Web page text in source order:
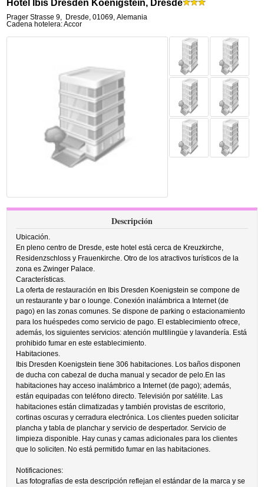
Hotel Ibis Dresden Koenigstein, Dresde
Prager Strasse 9, Dresde,01069, Alemania
Cadena hotelera: Accor
Descripción
Ubicación.
En pleno centro de Dresde, este hotel está cerca de Kreuzkirche,
Residenzschloss y Frauenkirche. Otro de los atractivos turísticos de la
zona es Zwinger Palace.
Características.
La oferta de restauración en Ibis Dresden Koenigstein se compone de
un restaurante y bar o lounge. Conexión inalámbrica a Internet (de
pago) en las zonas comunes. Se dispone de parking o estacionamiento
para los huéspedes como servicio de pago. El establecimiento ofrece,
además, los siguientes servicios: atención multilingüe y lavandería. Está
prohibido fumar en este establecimiento.
Habitaciones.
Ibis Dresden Koenigstein tiene 306 habitaciones. Los baños disponen
de ducha con cabezal de ducha manual y secador de pelo.En las
habitaciones hay acceso inalámbrico a Internet (de pago); además,
están equipadas con teléfono directo. Televisión por satélite. Las
habitaciones están climatizadas y también provistas de escritorio,
cortinas oscuras y cerradura electrónica. Los clientes pueden solicitar
plancha y tabla de planchar y servicio de despertador. Servicio de
limpieza disponible. Hay cunas y camas adicionales para los clientes
que lo soliciten. No está permitido fumar en las habitaciones.
Notificaciones:
Las fotografías de esta descripción reflejan el estándar de la marca y se